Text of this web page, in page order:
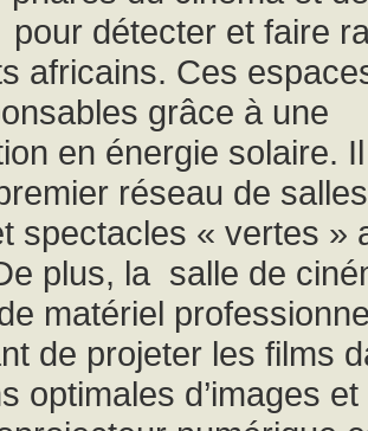
détecter et faire
africains. Ces
grâce à une
en énergie solaire. Il
réseau de
spectacles « vertes »
plus, la salle de
matériel
de projeter les films
optimales d’images